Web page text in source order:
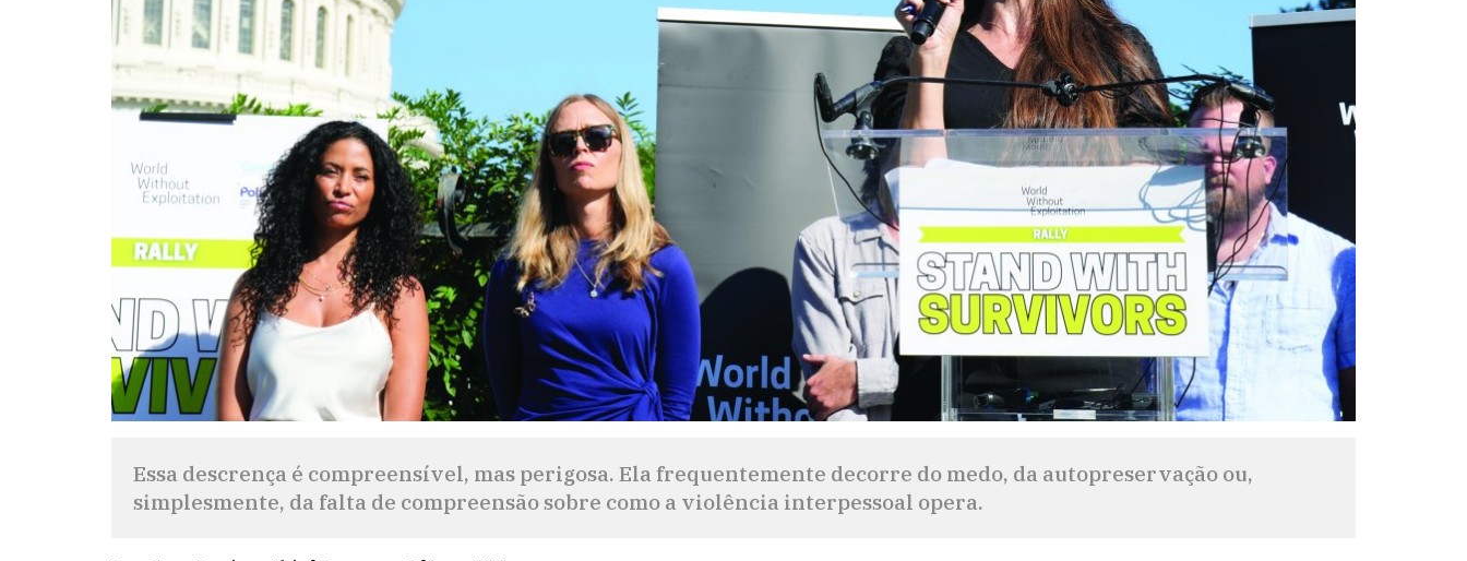
Essa descrença é compreensível, mas perigosa. Ela frequentemente decorre do medo, da autopreservação ou,
simplesmente, da falta de compreensão sobre como a violência interpessoal opera.